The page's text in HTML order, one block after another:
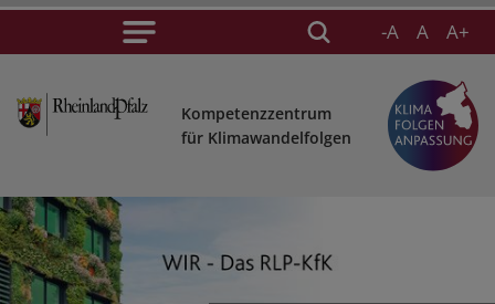
-A A A+
Kompetenzzentrum
für Klimawandelfolgen